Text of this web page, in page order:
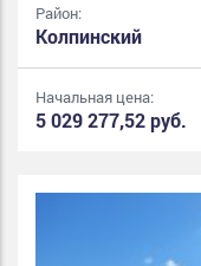
Район:
Колпинский
Начальная цена:
5 029 277,52 руб.